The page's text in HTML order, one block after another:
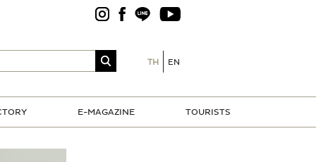
TH EN
E-MAGAZINE TOURISTS